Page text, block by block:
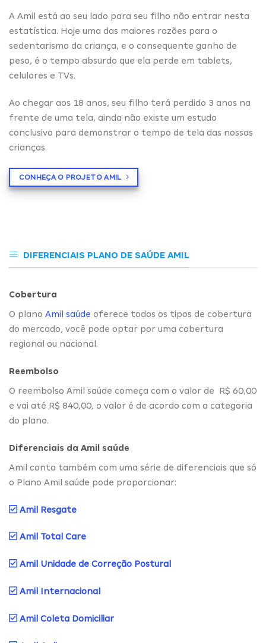
A Amil está ao seu lado para seu filho não entrar nesta
estatística. Hoje uma das maiores razões para o
sedentarismo da criança, e o consequente ganho de
peso, é o tempo absurdo que ela perde em tablets,
celulares e TVs.
Ao chegar aos 18 anos, seu filho terá perdido 3 anos na
frente de uma tela, ainda não existe um estudo
conclusivo para demonstrar o tempo de tela das nossas
crianças.
CONHEÇA O PROJETO AMIL
DIFERENCIAIS PLANO DE SAÚDE AMIL
Cobertura
O plano Amil saúde oferece todos os tipos de cobertura
do mercado, você pode optar por uma cobertura
regional ou nacional.
Reembolso
O reembolso Amil saúde começa com o valor de R$ 60,00
e vai até R$ 840,00, o valor é de acordo com a categoria
do plano.
Diferenciais da Amil saúde
Amil conta também com uma série de diferenciais que só
o Plano Amil saúde pode proporcionar:
Amil Resgate
Amil Total Care
Amil Unidade de Correção Postural
Amil Internacional
Amil Coleta Domiciliar